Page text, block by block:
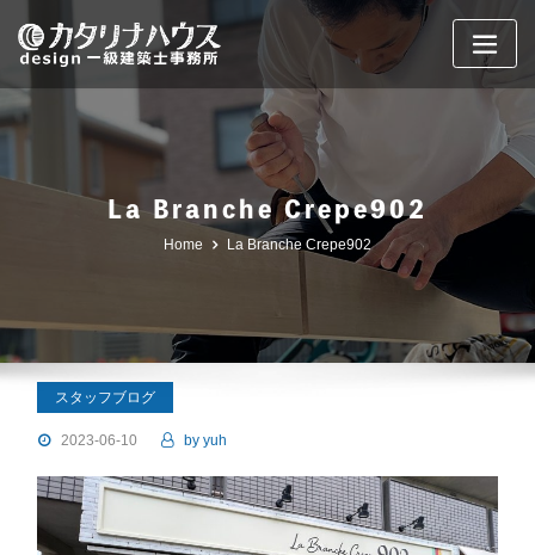
content
La Branche Crepe902
Home La Branche Crepe902
スタッフブログ
2023-06-10 by yuh